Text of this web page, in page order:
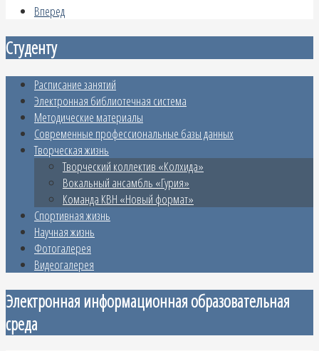
Вперед
Студенту
Расписание занятий
Электронная библиотечная система
Методические материалы
Современные профессиональные базы данных
Творческая жизнь
Творческий коллектив «Колхида»
Вокальный ансамбль «Гурия»
Команда КВН «Новый формат»
Спортивная жизнь
Научная жизнь
Фотогалерея
Видеогалерея
Электронная информационная образовательная
среда